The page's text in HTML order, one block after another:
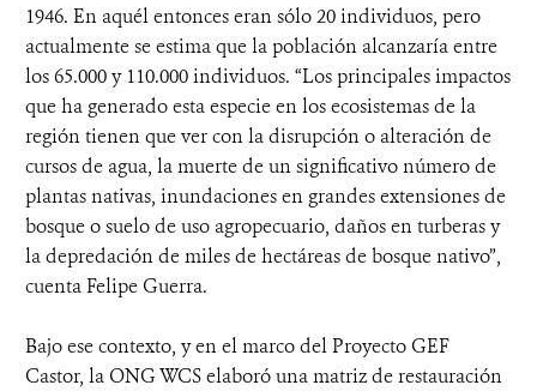
1946. En aquél entonces eran sólo 20 individuos, pero
actualmente se estima que la población alcanzaría entre
los 65.000 y 110.000 individuos. “Los principales impactos
que ha generado esta especie en los ecosistemas de la
región tienen que ver con la disrupción o alteración de
cursos de agua, la muerte de un significativo número de
plantas nativas, inundaciones en grandes extensiones de
bosque o suelo de uso agropecuario, daños en turberas y
la depredación de miles de hectáreas de bosque nativo”,
cuenta Felipe Guerra.
Bajo ese contexto, y en el marco del Proyecto GEF
Castor, la ONG WCS elaboró una matriz de restauración